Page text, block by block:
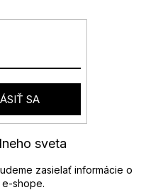
sveta
zasielať informácie o
shope.
SA